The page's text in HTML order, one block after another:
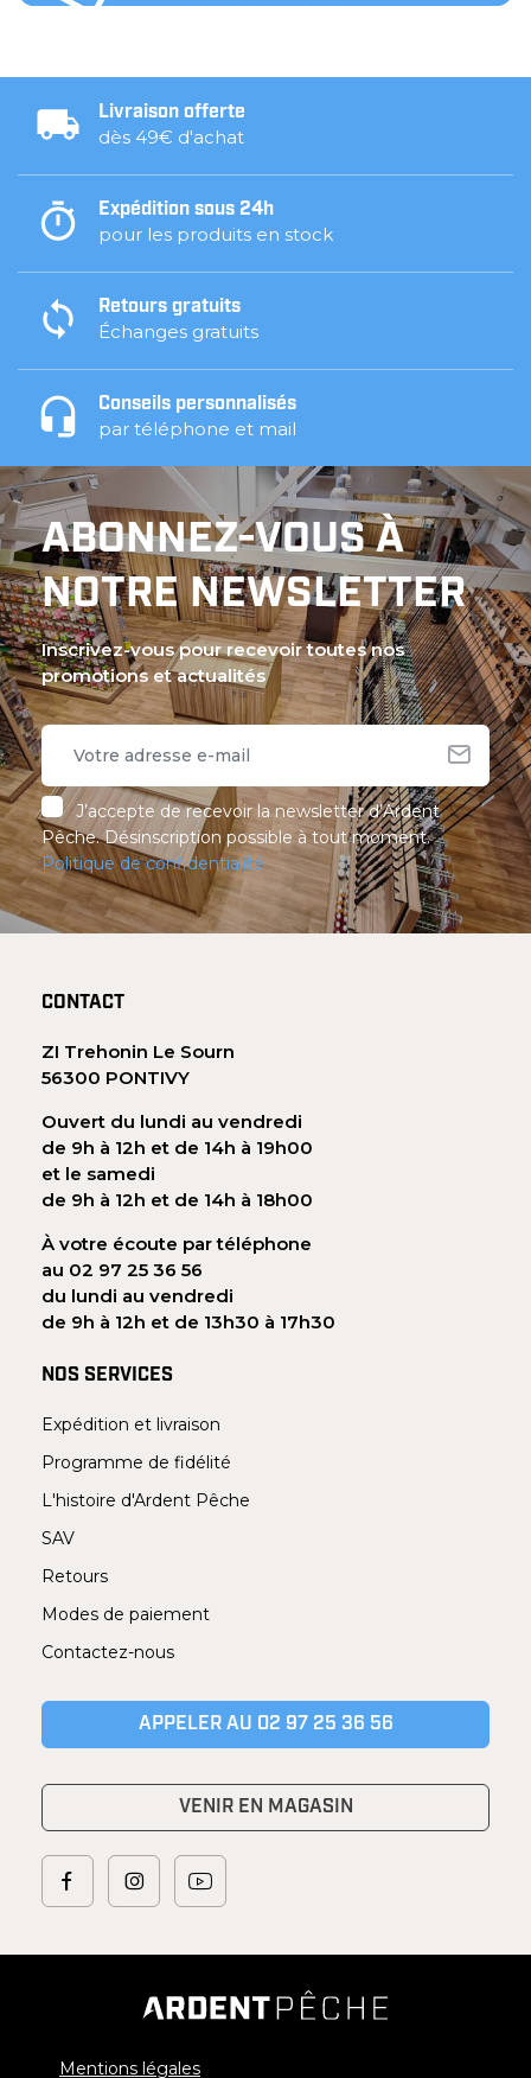
Livraison offerte
dès 49€ d'achat
Expédition sous 24h
pour les produits en stock
Retours gratuits
Échanges gratuits
Conseils personnalisés
par téléphone et mail
ABONNEZ-VOUS À
NOTRE NEWSLETTER
Inscrivez-vous pour recevoir toutes nos
promotions et actualités
J’accepte de recevoir la newsletter d’Ardent
Pêche. Désinscription possible à tout moment.
Politique de confidentialité
CONTACT
ZI Trehonin Le Sourn
56300 PONTIVY
Ouvert du lundi au vendredi
de 9h à 12h et de 14h à 19h00
et le samedi
de 9h à 12h et de 14h à 18h00
À votre écoute par téléphone
au 02 97 25 36 56
du lundi au vendredi
de 9h à 12h et de 13h30 à 17h30
NOS SERVICES
Expédition et livraison
Programme de fidélité
L'histoire d'Ardent Pêche
SAV
Retours
Modes de paiement
Contactez-nous
APPELER AU 02 97 25 36 56
VENIR EN MAGASIN
Mentions légales